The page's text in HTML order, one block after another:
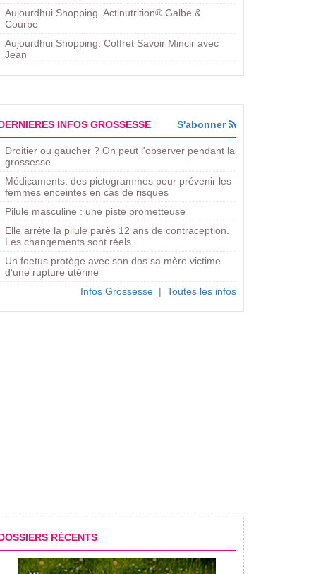
Aujourdhui Shopping. Actinutrition® Galbe &
Courbe
Aujourdhui Shopping. ​Coffret Savoir Mincir avec
Jean
INFOS GROSSESSE S'abonner
Droitier ou gaucher ? On peut l'observer pendant la
grossesse
Médicaments: des pictogrammes pour prévenir les
femmes enceintes en cas de risques
Pilule masculine : une piste prometteuse
Elle arrête la pilule parès 12 ans de contraception.
Les changements sont réels
Un foetus protège avec son dos sa mère victime
d'une rupture utérine
Infos Grossesse | Toutes les infos
RÉCENTS